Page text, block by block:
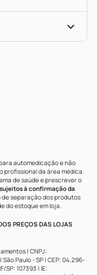
automedicação e não
profissional da área médica.
de saúde e prescrever o
à confirmação da
de separação dos produtos
do estoque em loja.
PREÇOS DAS LOJAS
| CNPJ:
Paulo - SP | CEP: 04.296-
SP: 107393 | IE: